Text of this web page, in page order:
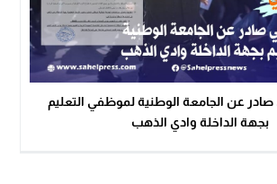
صادر عن الجامعة الوطنية لموظفي التعليم
بجهة الداخلة وادي الذهب